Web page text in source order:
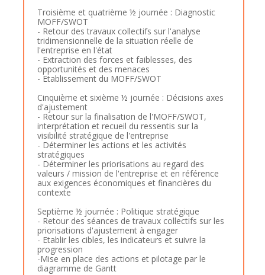
Troisième et quatrième ½ journée : Diagnostic
MOFF/SWOT
- Retour des travaux collectifs sur l'analyse
tridimensionnelle de la situation réelle de
l'entreprise en l'état
- Extraction des forces et faiblesses, des
opportunités et des menaces
- Etablissement du MOFF/SWOT
Cinquième et sixième ½ journée : Décisions axes
d'ajustement
- Retour sur la finalisation de l'MOFF/SWOT,
interprétation et recueil du ressentis sur la
visibilité stratégique de l'entreprise
- Déterminer les actions et les activités
stratégiques
- Déterminer les priorisations au regard des
valeurs / mission de l'entreprise et en référence
aux exigences économiques et financières du
contexte
Septième ½ journée : Politique stratégique
- Retour des séances de travaux collectifs sur les
priorisations d'ajustement à engager
- Etablir les cibles, les indicateurs et suivre la
progression
-Mise en place des actions et pilotage par le
diagramme de Gantt